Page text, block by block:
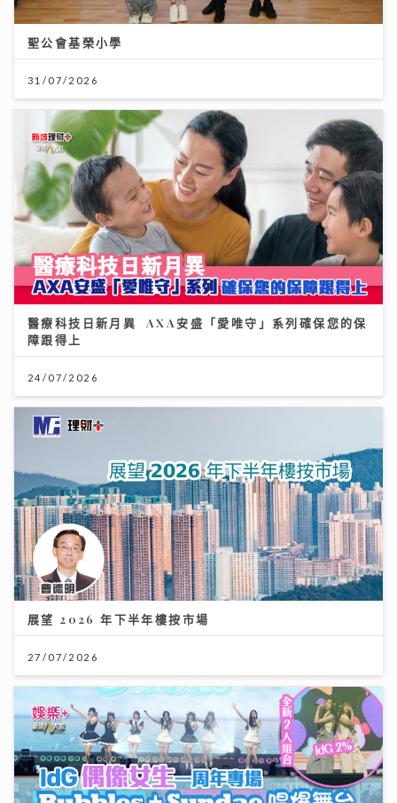
聖公會基榮小學
31/07/2026
醫療科技日新月異 AXA安盛「愛唯守」系列確保您的保
障跟得上
24/07/2026
展望 2026 年下半年樓按市場
27/07/2026